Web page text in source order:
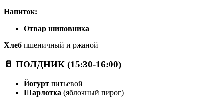
Напиток:
Отвар шиповника
Хлеб пшеничный и ржаной
🥛 ПОЛДНИК (15:30-16:00)
Йогурт питьевой
Шарлотка (яблочный пирог)